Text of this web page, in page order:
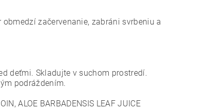
začervenanie, zabráni svrbeniu a
deťmi. Skladujte v suchom prostredí.
podráždením.
ALOE BARBADENSIS LEAF JUICE